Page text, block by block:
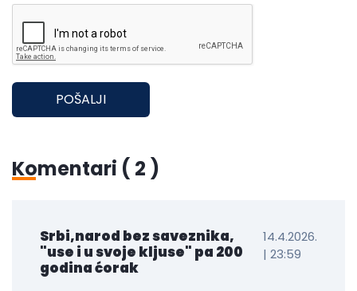
POŠALJI
Komentari ( 2 )
Srbi,narod bez saveznika,
"use i u svoje kljuse" pa 200
godina ćorak
14.4.2026.
| 23:59